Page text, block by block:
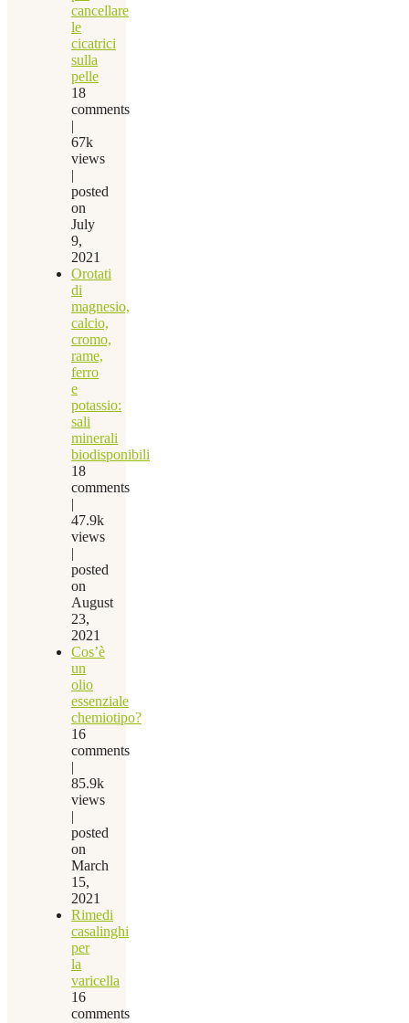
cancellare
le
cicatrici
sulla
pelle
18
comments
67k
views
posted
on
July
9,
2021
Orotati
di
magnesio,
calcio,
cromo,
rame,
ferro
e
potassio:
sali
minerali
biodisponibili
18
comments
47.9k
views
posted
on
August
23,
2021
Cos’è
un
olio
essenziale
chemiotipo?
16
comments
85.9k
views
posted
on
March
15,
2021
Rimedi
casalinghi
per
la
varicella
16
comments